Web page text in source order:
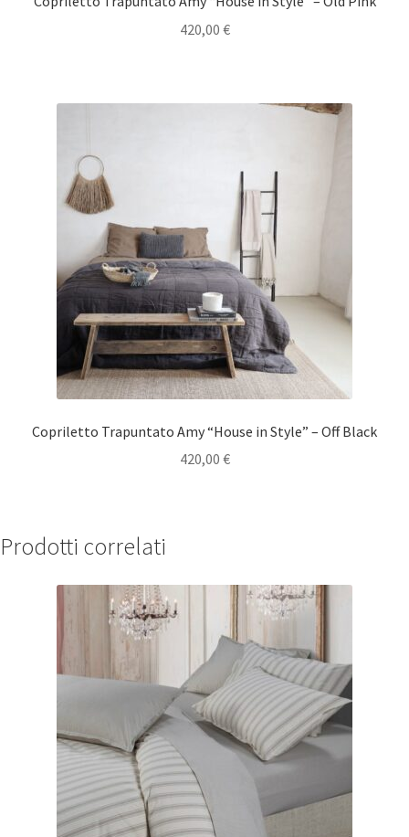
420,00 €
Copriletto Trapuntato Amy “House in Style” – Off Black
420,00 €
Prodotti correlati